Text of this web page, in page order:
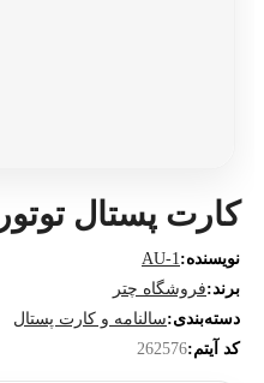
کارت پستال
نویسنده:AU-1
برند:فروشگاه چتر
دسته‌بندی:سالنامه و کارت پستال
کد آیتم:262576